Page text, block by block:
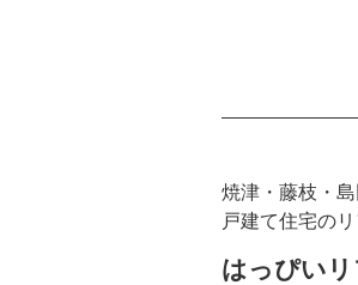
焼津・藤枝・
戸建て住宅の
はっぴい